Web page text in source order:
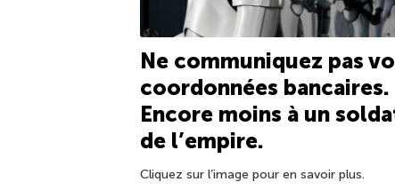
Ne communiquez pas
coordonnées bancaires.
Encore moins à un
de l’empire.
Cliquez sur l’image pour en savoir plus.